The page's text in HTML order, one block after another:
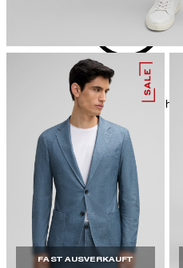
chemische Reinigung mit
FAST AUSVERKAUFT